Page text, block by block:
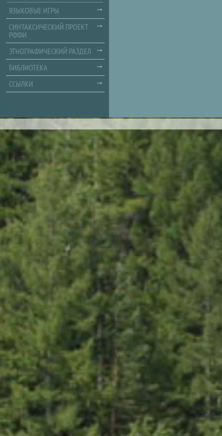
ЯЗЫКОВЫЕ ИГРЫ
СИНТАКСИЧЕСКИЙ ПРОЕКТ
РФФИ
ЭТНОГРАФИЧЕСКИЙ РАЗДЕЛ
БИБЛИОТЕКА
ССЫЛКИ